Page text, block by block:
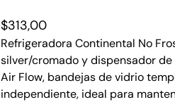
$313,00
Refrigeradora Continental No
silver/cromado y dispensador
Air Flow, bandejas de vidrio
independiente, ideal para